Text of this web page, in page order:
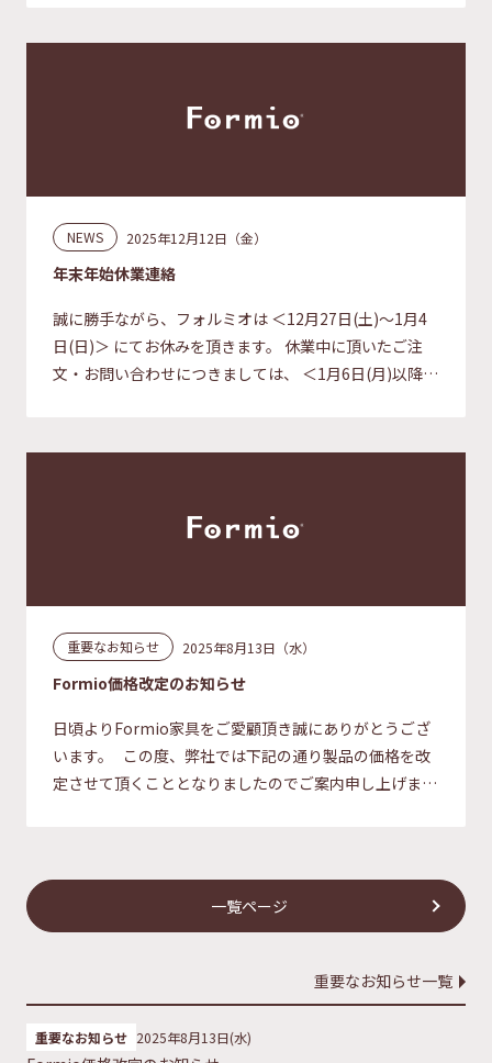
NEWS 2025年12月12日（金）
年末年始休業連絡
誠に勝手ながら、フォルミオは ＜12月27日(土)～1月4
日(日)＞ にてお休みを頂きます。 休業中に頂いたご注
文・お問い合わせにつきましては、 ＜1月6日(月)以降＞
重要なお知らせ 2025年8月13日（水）
Formio価格改定のお知らせ
日頃よりFormio家具をご愛顧頂き誠にありがとうござ
います。 この度、弊社では下記の通り製品の価格を改
定させて頂くこととなりましたのでご案内申し上げま
一覧ページ
重要なお知らせ一覧
重要なお知らせ 2025年8月13日(水)